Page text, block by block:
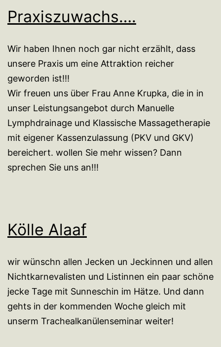
Praxiszuwachs….
Wir haben Ihnen noch gar nicht erzählt, dass
unsere Praxis um eine Attraktion reicher
geworden ist!!!
Wir freuen uns über Frau Anne Krupka, die in in
unser Leistungsangebot durch Manuelle
Lymphdrainage und Klassische Massagetherapie
mit eigener Kassenzulassung (PKV und GKV)
bereichert. wollen Sie mehr wissen? Dann
sprechen Sie uns an!!!
Kölle Alaaf
wir wünschn allen Jecken un Jeckinnen und allen
Nichtkarnevalisten und Listinnen ein paar schöne
jecke Tage mit Sunneschin im Hätze. Und dann
gehts in der kommenden Woche gleich mit
unserm Trachealkanülenseminar weiter!